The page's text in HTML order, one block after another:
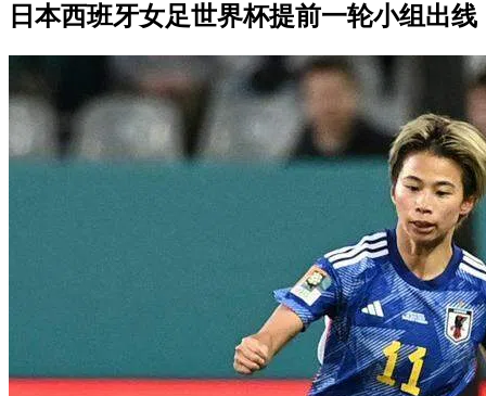
日本西班牙女足世界杯提前一轮小组出线